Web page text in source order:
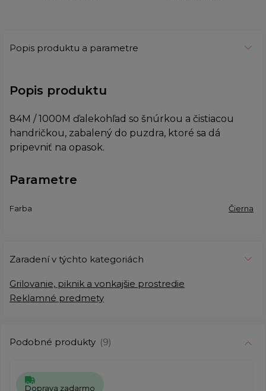
Popis produktu a parametre
Popis produktu
84M / 1000M ďalekohľad so šnúrkou a čistiacou
handričkou, zabalený do puzdra, ktoré sa dá
pripevniť na opasok.
Parametre
Farba Čierna
Zaradení v týchto kategoriách
Grilovanie, piknik a vonkajšie prostredie
Reklamné predmety
Podobné produkty (9)
Doprava zadarmo